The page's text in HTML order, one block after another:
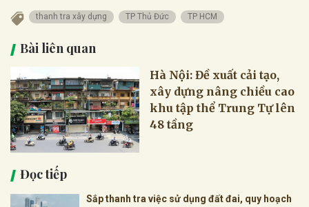
thanh tra xây dựng TP Thủ Đức TP HCM
Bài liên quan
Hà Nội: Đề xuất cải tạo,
xây dựng nâng chiều cao
khu tập thể Trung Tự lên
48 tầng
Đọc tiếp
Sắp thanh tra việc sử dụng đất đai, quy hoạch